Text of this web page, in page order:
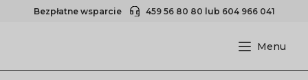
Bezpłatne wsparcie 459 56 80 80 lub 604 966 041